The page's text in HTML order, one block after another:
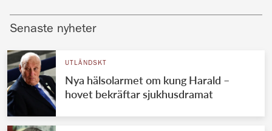
Senaste nyheter
UTLÄNDSKT
Nya hälsolarmet om kung Harald –
hovet bekräftar sjukhusdramat